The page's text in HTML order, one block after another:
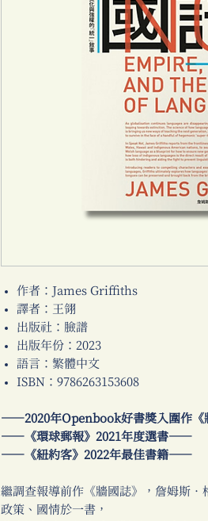
作者：James Griffiths
譯者：王翎
出版社：臉譜
出版年份：2023
語言：繁體中文
ISBN：9786263153608
──2020年Openbook好書獎入圍作
──《環球郵報》2021年度選書──
──《紐約客》2022年最佳書籍──
繼調查報導前作《牆國誌》，詹姆斯．
政策、國情於一書，